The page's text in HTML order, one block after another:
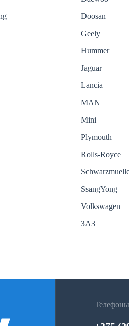
Doosan
Geely
Hummer
Jaguar
Lancia
MAN
Mini
Plymouth
Rolls-Royce
SsangYong
Volkswagen
ЗАЗ
Телефоны